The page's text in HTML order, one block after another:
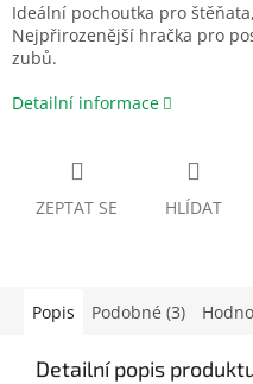
Ideální pochoutka pro
Nejpřirozenější hračka pro
zubů.
Detailní informace
ZEPTAT SE HLÍDAT
Popis Podobné (3)
Detailní popis